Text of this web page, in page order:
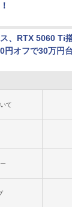
、RTX 5060 Ti
円オフで30万円台
て